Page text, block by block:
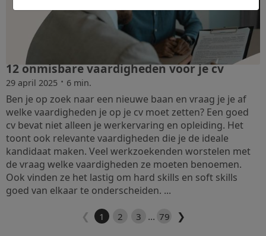
12 onmisbare vaardigheden voor je cv
29 april 2025 · 6 min.
Ben je op zoek naar een nieuwe baan en vraag je je af
welke vaardigheden je op je cv moet zetten? Een goed
cv bevat niet alleen je werkervaring en opleiding. Het
toont ook relevante vaardigheden die je de ideale
kandidaat maken. Veel werkzoekenden worstelen met
de vraag welke vaardigheden ze moeten benoemen.
Ook vinden ze het lastig om hard skills en soft skills
goed van elkaar te onderscheiden. ...
❮ 1 2 3 ... 79 ❯